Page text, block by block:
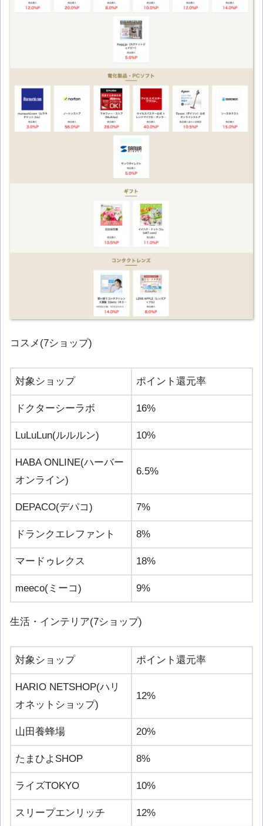
コスメ(7ショップ)
対象ショップ ポイント還元率
ドクターシーラボ 16%
LuLuLun(ルルルン) 10%
HABA ONLINE(ハーバー
オンライン)
6.5%
DEPACO(デパコ) 7%
ドランクエレファント 8%
マードゥレクス 18%
meeco(ミーコ) 9%
生活・インテリア(7ショップ)
対象ショップ ポイント還元率
HARIO NETSHOP(ハリ
オネットショップ)
12%
山田養蜂場 20%
たまひよSHOP 8%
ライズTOKYO 10%
スリープエンリッチ 12%